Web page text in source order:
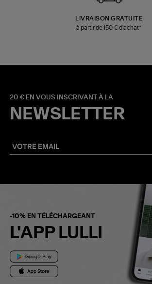
LIVRAISON GRATUITE
à partir de 150 € d'achat*
20 € EN VOUS INSCRIVANT À LA
NEWSLETTER
-10% EN TÉLÉCHARGEANT
L'APP LULLI